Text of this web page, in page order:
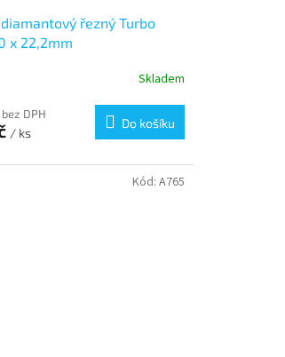
řezný Turbo
x 22,2mm
Skladem
bez DPH
/ ks
Do košíku
Kód: A765